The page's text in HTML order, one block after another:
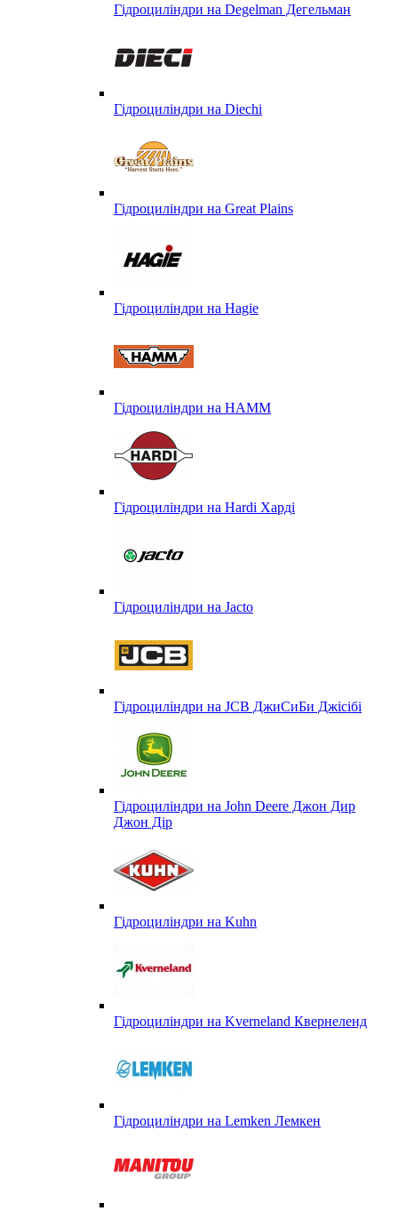
Гідроциліндри на Degelman Дегельман
Гідроциліндри на Diechi
Гідроциліндри на Great Plains
Гідроциліндри на Hagie
Гідроциліндри на HAMM
Гідроциліндри на Hardi Харді
Гідроциліндри на Jacto
Гідроциліндри на JCB ДжиСиБи Джісібі
Гідроциліндри на John Deere Джон Дир
Джон Дір
Гідроциліндри на Kuhn
Гідроциліндри на Kverneland Квернеленд
Гідроциліндри на Lemken Лемкен